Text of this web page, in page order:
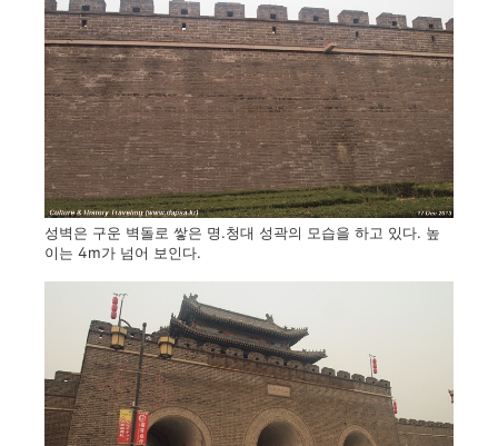
성벽은 구운 벽돌로 쌓은 명.청대 성곽의 모습을 하고 있다. 높
이는 4m가 넘어 보인다.